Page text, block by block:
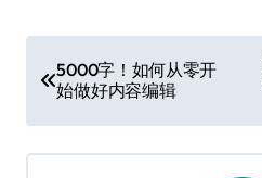
章
导
航
5000字！如何从零开
始做好内容编辑